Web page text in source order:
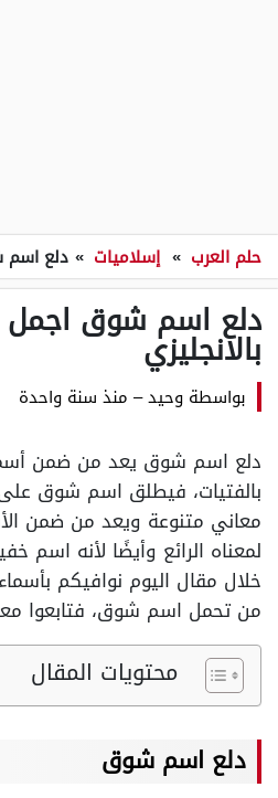
حلم العرب » إسلاميات » دلع اسم
دلع اسم شوق
بالانجليزي
بواسطة وحيد– منذ سنة واحدة
دلع اسم شوق يعد من ضمن
بالفتيات، فيطلق اسم شوق
معاني متنوعة ويعد من ضمن
لمعناه الرائع وأيضًا لأنه
خلال مقال اليوم نوافيكم
من تحمل اسم شوق، فتابعوا
محتويات المقال
دلع اسم شوق